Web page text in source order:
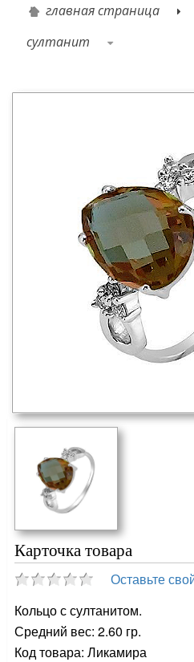
главная страница
султанит
Карточка товара
Оставьте
Кольцо с султанитом.
Средний вес: 2.60 гр.
Код товара: Ликамира